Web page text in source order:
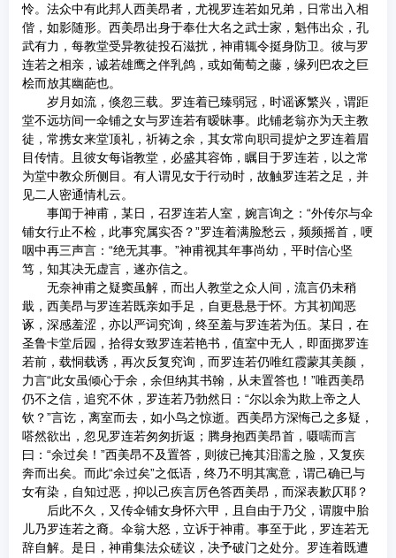
怜。法众中有此邦人西美昂者，尤视罗连若如兄弟，日常出入相
偕，如影随形。西美昂出身于奉仕大名之武士家，魁伟出众，孔
武有力，每教堂受异教徒投石滋扰，神甫辄令挺身防卫。彼与罗
连若之相亲，诚若雄鹰之伴乳鸽，或如葡萄之藤，缘列巴农之巨
桧而放其幽葩也。
岁月如流，倏忽三载。罗连着已臻弱冠，时谣诼繁兴，谓距
堂不远坊间一伞铺之女与罗连若有暧昧事。此铺老翁亦为天主教
徒，常携女来堂顶礼，祈祷之余，其女常向职司提炉之罗连着眉
目传情。且彼女每诣教堂，必盛其容饰，瞩目于罗连若，以之常
为堂中教众所侧目。有人谓见女于行动时，故触罗连若之足，并
见二人密通情札云。
事闻于神甫，某日，召罗连若人室，婉言询之：“外传尔与伞
铺女行止不检，此事究属实否？”罗连着满脸愁云，频频摇首，哽
咽中再三声言：“绝无其事。”神甫视其年事尚幼，平时信心坚
笃，知其决无虚言，遂亦信之。
无奈神甫之疑窦虽解，而出人教堂之众人间，流言仍未稍
戢，西美昂与罗连若既亲如手足，自更悬悬于怀。方其初闻恶
诼，深感羞涩，亦以严词究询，终至羞与罗连若为伍。某日，在
圣鲁卡堂后园，拾得女致罗连若艳书，值室中无人，即面掷罗连
若前，载恫载诱，再次反复究询，而罗连若仍唯红霞蒙其美颜，
力言“此女虽倾心于余，余但纳其书翰，从未置答也！”唯西美昂
仍不之信，追究不休，罗连若乃勃然日：“尔以余为欺上帝之人
钦？”言讫，离室而去，如小鸟之惊逝。西美昂方深悔己之多疑，
嗒然欲出，忽见罗连若匆匆折返；腾身抱西美昂首，嗫嚅而言
曰：“余过矣！”西美昂不及置答，则彼已掩其泪濡之脸，又复疾
奔而出矣。而此“余过矣”之低语，终乃不明其寓意，谓己确已与
女有染，自知过恶，抑以己疾言厉色答西美昂，而深表歉仄耶？
后此不久，又传伞铺女身怀六甲，且自由于乃父，谓腹中胎
儿乃罗连若之裔。伞翁大怒，立诉于神甫。事至于此，罗连若无
辞自解。是日，神甫集法众磋议，决予破门之处分。罗连着既遭